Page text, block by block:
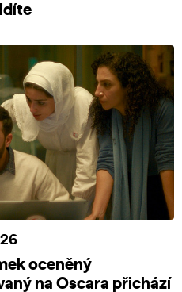
oceněný
na Oscara přichází